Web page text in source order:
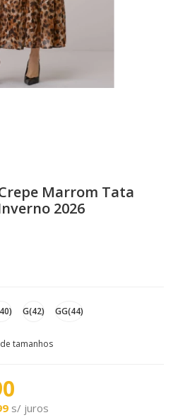
Marrom Tata
2026
G(42) GG(44)
tamanhos
s/ juros